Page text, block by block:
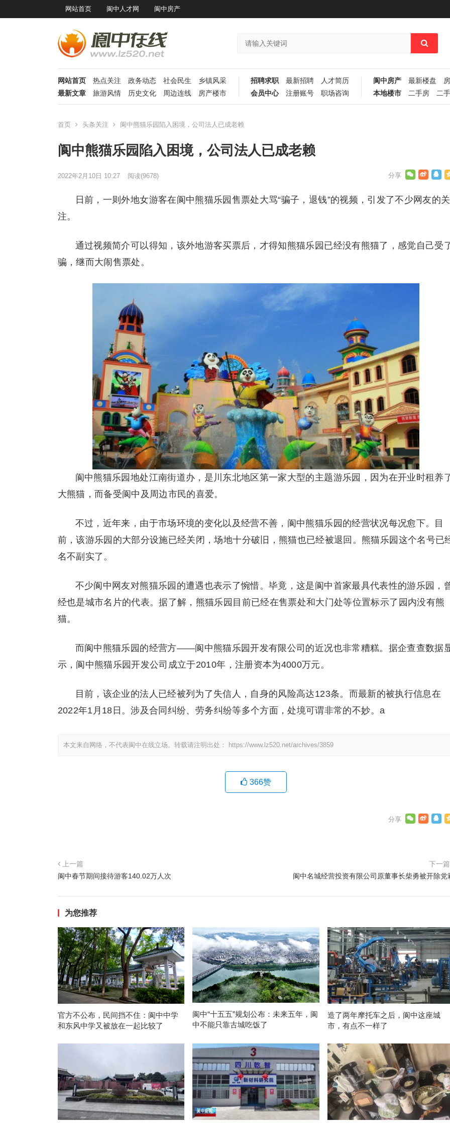
网站首页 阆中人才网 阆中房产
网站首页 热点关注 政务动态 社会民生
乡镇风采
最新文章
旅游风情 历史文化 周边连线 房产楼市
招聘求职 最新招聘
人才简历
会员中心
注册账号 职场咨询
阆中房产 最新楼盘
本地楼市
二手房 二
首页 头条关注 阆中熊猫乐园陷入困境，公司法人已成老赖
阆中熊猫乐园陷入困境，公司法人已成老赖
2022年2月10日 10:27 阅读(9678)
日前，一则外地女游客在阆中熊猫乐园售票处大骂“骗子，退钱”的视频，引发了不少网友的关
注。
通过视频简介可以得知，该外地游客买票后，才得知熊猫乐园已经没有熊猫了，感觉自己受
骗，继而大闹售票处。
阆中熊猫乐园地处江南街道办，是川东北地区第一家大型的主题游乐园，因为在开业时租养
大熊猫，而备受阆中及周边市民的喜爱。
不过，近年来，由于市场环境的变化以及经营不善，阆中熊猫乐园的经营状况每况愈下。目
前，该游乐园的大部分设施已经关闭，场地十分破旧，熊猫也已经被退回。熊猫乐园这个名号已
名不副实了。
不少阆中网友对熊猫乐园的遭遇也表示了惋惜。毕竟，这是阆中首家最具代表性的游乐园，
经也是城市名片的代表。据了解，熊猫乐园目前已经在售票处和大门处等位置标示了园内没有熊
猫。
而阆中熊猫乐园的经营方——阆中熊猫乐园开发有限公司的近况也非常糟糕。据企查查数据
示，阆中熊猫乐园开发公司成立于2010年，注册资本为4000万元。
目前，该企业的法人已经被列为了失信人，自身的风险高达123条。而最新的被执行信息在
2022年1月18日。涉及合同纠纷、劳务纠纷等多个方面，处境可谓非常的不妙。a
本文来自网络，不代表阆中在线立场。转载请注明出处： https://www.lz520.net/archives/3859
366赞
上一篇
阆中春节期间接待游客140.02万人次
下一
阆中名城经营投资有限公司原董事长柴勇被开除党
为您推荐
官方不公布，民间挡不住：阆中中学
和东风中学又被放在一起比较了
阆中“十五五”规划公布：未来五年，阆
中不能只靠古城吃饭了
造了两年摩托车之后，阆中这座城
市，有点不一样了